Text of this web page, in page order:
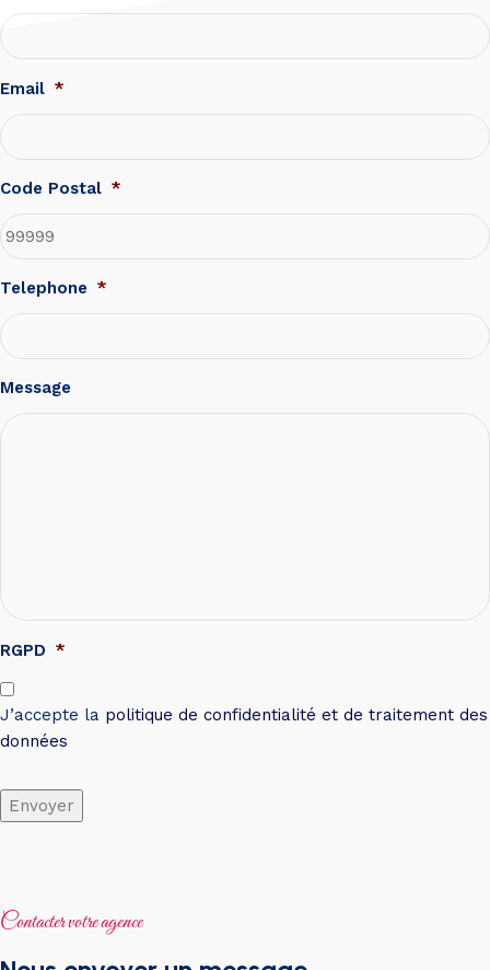
Contacter votre agence
Email *
Code Postal *
Telephone *
Message
RGPD *
J’accepte la politique de confidentialité et de traitement des
données
Envoyer